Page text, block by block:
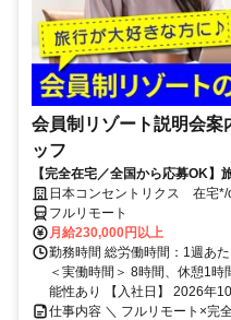
会員制リゾート説明会案
ッフ
【完全在宅／全国から応募OK
トのご案内×テレワーク・リモー
日本コンセントリクス 在宅*/
フルリモート
月給230,000円以上
勤務時間 総労働時間：1週あ
＜実働時間＞ 8時間、休憩1
能性あり 【入社日】 2026年
仕事内容 ＼ フルリモート×完